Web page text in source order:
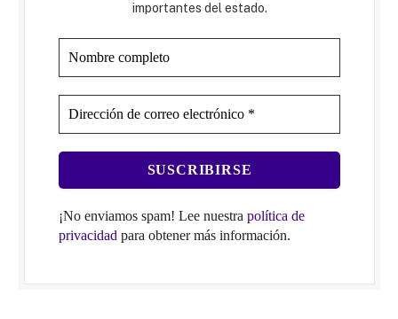
importantes del estado.
¡No enviamos spam! Lee nuestra política de
privacidad para obtener más información.